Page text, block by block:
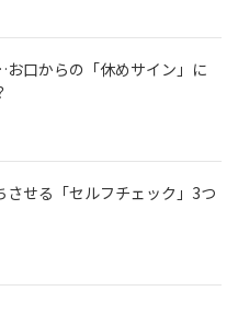
口からの「休めサイン」に
させる「セルフチェック」3つ